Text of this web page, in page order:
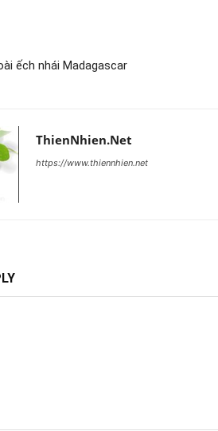
ếch nhái Madagascar
ThienNhien.Net
https://www.thiennhien.net